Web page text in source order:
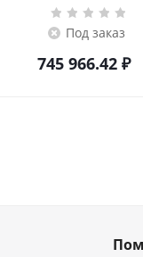
Под заказ
745 966.42₽